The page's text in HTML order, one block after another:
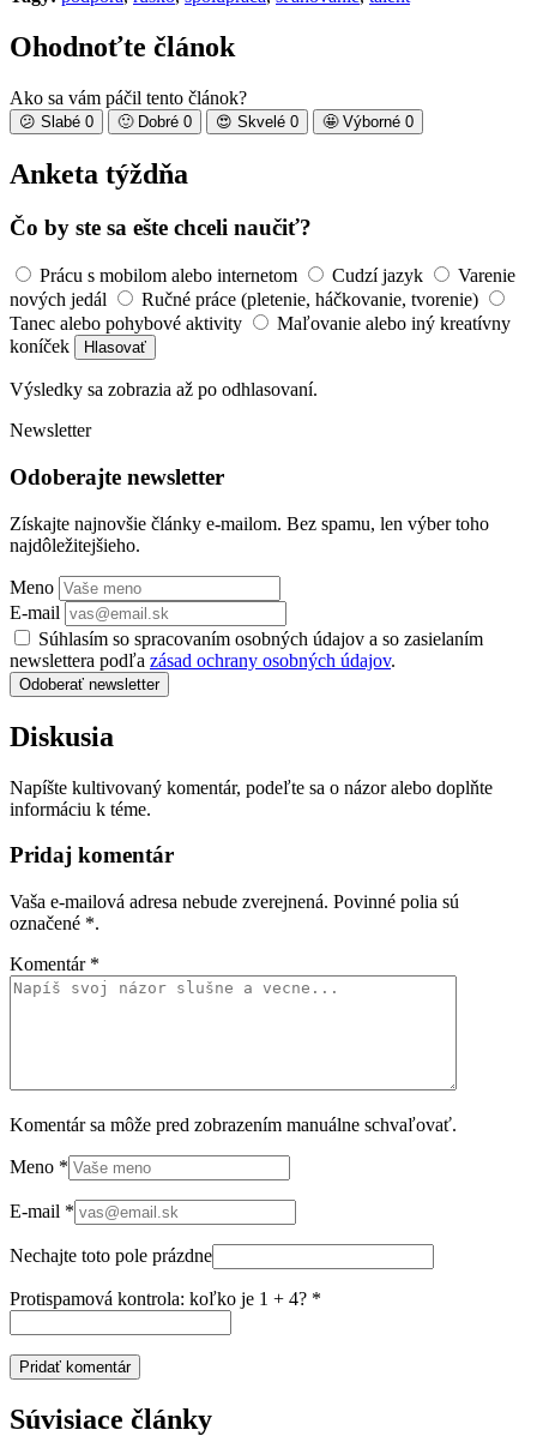
Ohodnoťte článok
Ako sa vám páčil tento článok?
😕 Slabé 0 🙂 Dobré 0 😍 Skvelé 0 🤩 Výborné 0
Anketa týždňa
Čo by ste sa ešte chceli naučiť?
Prácu s mobilom alebo internetom Cudzí jazyk
Varenie
nových jedál
Ručné práce (pletenie, háčkovanie, tvorenie)
Tanec alebo pohybové aktivity
Maľovanie alebo iný kreatívny
koníček
Hlasovať
Výsledky sa zobrazia až po odhlasovaní.
Newsletter
Odoberajte newsletter
Získajte najnovšie články e-mailom. Bez spamu, len výber toho
najdôležitejšieho.
Meno
E-mail
Súhlasím so spracovaním osobných údajov a so zasielaním
newslettera podľa zásad ochrany osobných údajov.
Odoberať newsletter
Diskusia
Napíšte kultivovaný komentár, podeľte sa o názor alebo doplňte
informáciu k téme.
Pridaj komentár
Vaša e-mailová adresa nebude zverejnená. Povinné polia sú
označené *.
Komentár *
Komentár sa môže pred zobrazením manuálne schvaľovať.
Meno *
E-mail *
Nechajte toto pole prázdne
Protispamová kontrola: koľko je 1 + 4? *
Súvisiace články